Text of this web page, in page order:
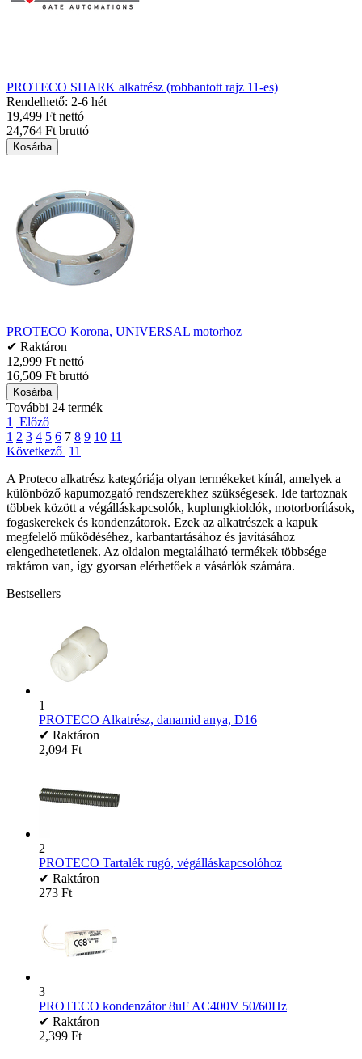
PROTECO SHARK alkatrész (robbantott rajz 11-es)
Rendelhető: 2-6 hét
19,499 Ft nettó
24,764 Ft bruttó
Kosárba
PROTECO Korona, UNIVERSAL motorhoz
✔ Raktáron
12,999 Ft nettó
16,509 Ft bruttó
Kosárba
További 24 termék
1
Előző
1 2 3 4 5 6 7 8 9 10 11
Következő 11
A Proteco alkatrész kategóriája olyan termékeket kínál, amelyek a
különböző kapumozgató rendszerekhez szükségesek. Ide tartoznak
többek között a végálláskapcsolók, kuplungkioldók, motorborítások,
fogaskerekek és kondenzátorok. Ezek az alkatrészek a kapuk
megfelelő működéséhez, karbantartásához és javításához
elengedhetetlenek. Az oldalon megtalálható termékek többsége
raktáron van, így gyorsan elérhetőek a vásárlók számára.
Bestsellers
1
PROTECO Alkatrész, danamid anya, D16
✔ Raktáron
2,094 Ft
2
PROTECO Tartalék rugó, végálláskapcsolóhoz
✔ Raktáron
‍273‍ Ft
3
PROTECO kondenzátor 8uF AC400V 50/60Hz
✔ Raktáron
2,399 Ft